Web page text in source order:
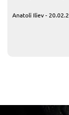
Anatoli Iliev -